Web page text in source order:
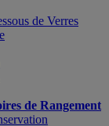
de Verres
de Rangement